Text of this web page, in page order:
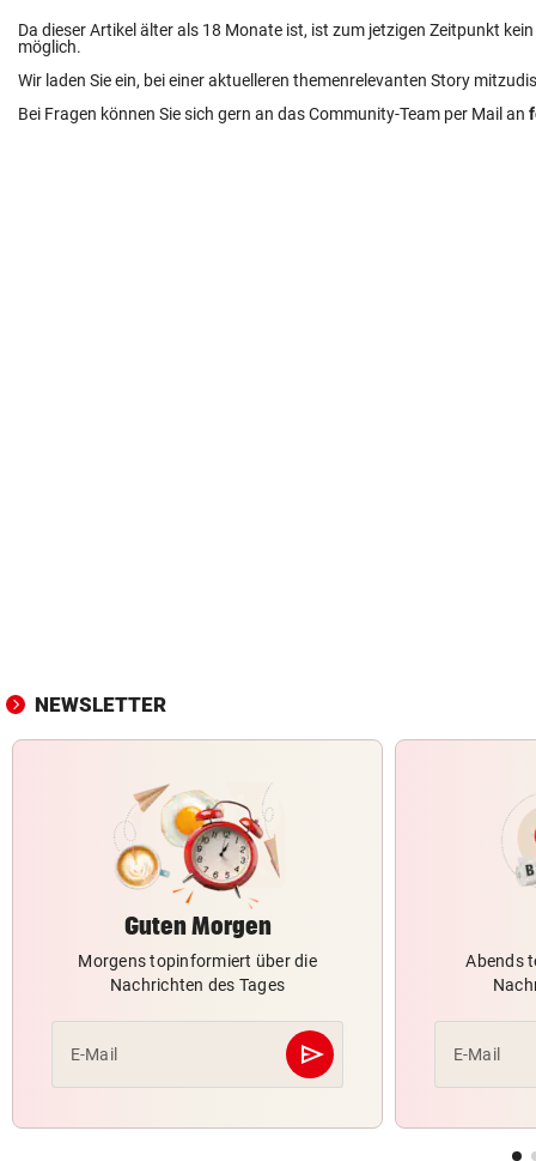
Da dieser Artikel älter als 18 Monate ist, ist zum jetzigen Zeitpunkt
möglich.
Wir laden Sie ein, bei einer aktuelleren themenrelevanten Story
Bei Fragen können Sie sich gern an das Community-Team per Mail an
NEWSLETTER
Guten Morgen
Morgens topinformiert über die
Nachrichten des Tages
E-Mail send
Abschicken
Abends
E-Mail